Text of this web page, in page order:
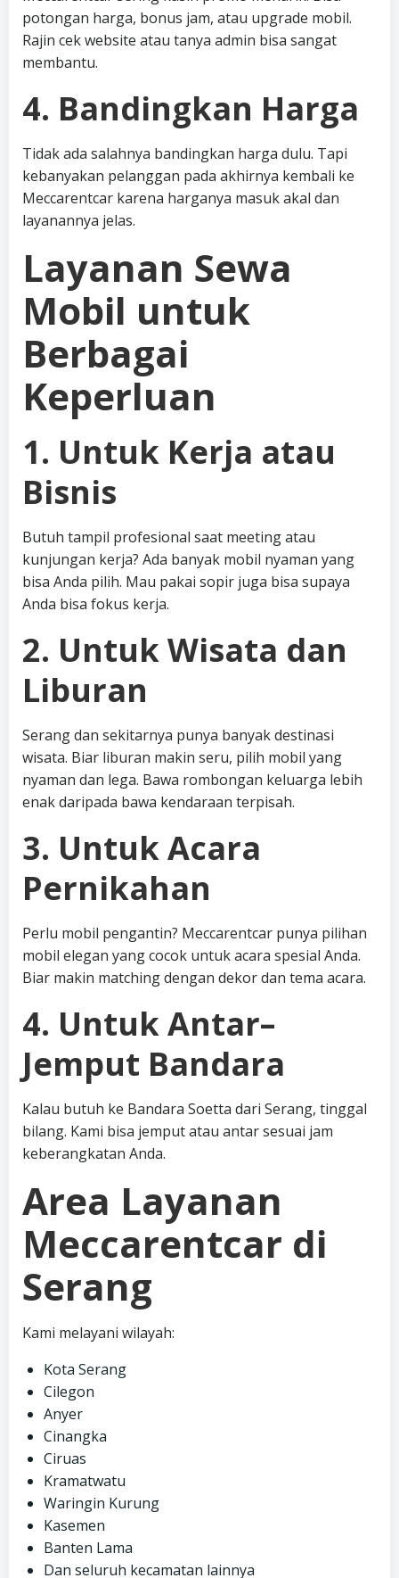
potongan harga, bonus jam, atau upgrade mobil.
Rajin cek website atau tanya admin bisa sangat
membantu.
4. Bandingkan Harga
Tidak ada salahnya bandingkan harga dulu. Tapi
kebanyakan pelanggan pada akhirnya kembali ke
Meccarentcar karena harganya masuk akal dan
layanannya jelas.
Layanan Sewa
Mobil untuk
Berbagai
Keperluan
1. Untuk Kerja atau
Bisnis
Butuh tampil profesional saat meeting atau
kunjungan kerja? Ada banyak mobil nyaman yang
bisa Anda pilih. Mau pakai sopir juga bisa supaya
Anda bisa fokus kerja.
2. Untuk Wisata dan
Liburan
Serang dan sekitarnya punya banyak destinasi
wisata. Biar liburan makin seru, pilih mobil yang
nyaman dan lega. Bawa rombongan keluarga lebih
enak daripada bawa kendaraan terpisah.
3. Untuk Acara
Pernikahan
Perlu mobil pengantin? Meccarentcar punya pilihan
mobil elegan yang cocok untuk acara spesial Anda.
Biar makin matching dengan dekor dan tema acara.
4. Untuk Antar–
Jemput Bandara
Kalau butuh ke Bandara Soetta dari Serang, tinggal
bilang. Kami bisa jemput atau antar sesuai jam
keberangkatan Anda.
Area Layanan
Meccarentcar di
Serang
Kami melayani wilayah:
Kota Serang
Cilegon
Anyer
Cinangka
Ciruas
Kramatwatu
Waringin Kurung
Kasemen
Banten Lama
Dan seluruh kecamatan lainnya